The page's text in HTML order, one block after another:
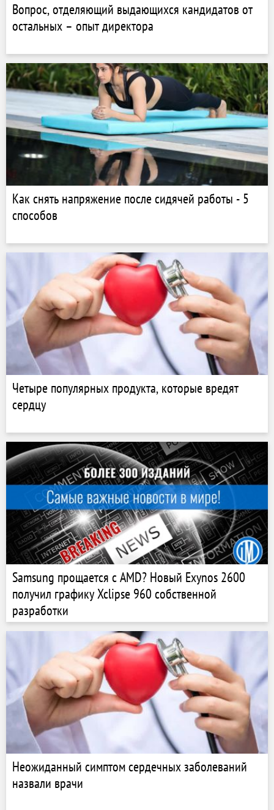
Вопрос, отделяющий выдающихся кандидатов от
остальных – опыт директора
Как снять напряжение после сидячей работы - 5
способов
Четыре популярных продукта, которые вредят
сердцу
Samsung прощается с AMD? Новый Exynos 2600
получил графику Xclipse 960 собственной
разработки
Неожиданный симптом сердечных заболеваний
назвали врачи